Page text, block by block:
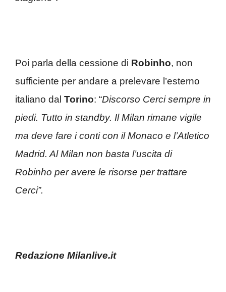
Poi parla della cessione di Robinho, non
sufficiente per andare a prelevare l’esterno
italiano dal Torino: “Discorso Cerci sempre in
piedi. Tutto in standby. Il Milan rimane vigile
ma deve fare i conti con il Monaco e l’Atletico
Madrid. Al Milan non basta l’uscita di
Robinho per avere le risorse per trattare
Cerci”.
Redazione Milanlive.it